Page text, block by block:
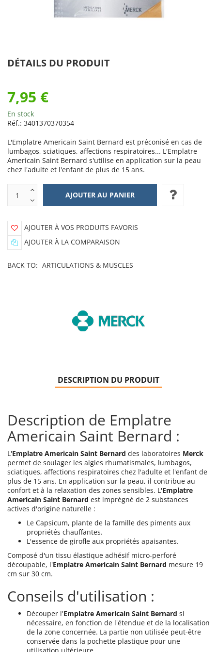
DÉTAILS DU PRODUIT
7,95 €
En stock
Réf.: 3401370370354
L'Emplatre Americain Saint Bernard est préconisé en cas de
lumbagos, sciatiques, affections respiratoires... L'Emplatre
Americain Saint Bernard s'utilise en application sur la peau
chez l'adulte et l'enfant de plus de 15 ans.
AJOUTER À VOS PRODUITS FAVORIS
AJOUTER À LA COMPARAISON
BACK TO: ARTICULATIONS & MUSCLES
DESCRIPTION DU PRODUIT
Description de Emplatre
Americain Saint Bernard :
L'Emplatre Americain Saint Bernard des laboratoires Merck
permet de soulager les algies rhumatismales, lumbagos,
sciatiques, affections respiratoires chez l'adulte et l'enfant de
plus de 15 ans. En application sur la peau, il contribue au
confort et à la relaxation des zones sensibles. L'Emplatre
Americain Saint Bernard est imprégné de 2 substances
actives d'origine naturelle :
Le Capsicum, plante de la famille des piments aux
propriétés chauffantes.
L'essence de girofle aux propriétés apaisantes.
Composé d'un tissu élastique adhésif micro-perforé
découpable, l'Emplatre Americain Saint Bernard mesure 19
cm sur 30 cm.
Conseils d'utilisation :
Découper l'Emplatre Americain Saint Bernard si
nécessaire, en fonction de l'étendue et de la localisation
de la zone concernée. La partie non utilisée peut-être
conservée dans la pochette plastique pour une
utilisation ultérieure.